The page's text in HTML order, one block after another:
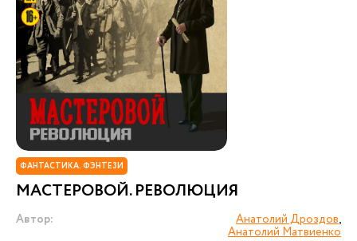
ФАНТАСТИКА. ФЭНТЕЗИ
МАСТЕРОВОЙ. РЕВОЛЮЦИЯ
Автор: Анатолий Дроздов,
Анатолий Матвиенко